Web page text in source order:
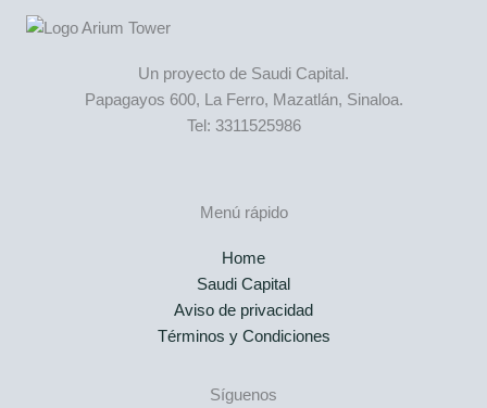
Un proyecto de Saudi Capital.
Papagayos 600, La Ferro, Mazatlán, Sinaloa.
Tel: 3311525986
Menú rápido
Home
Saudi Capital
Aviso de privacidad
Términos y Condiciones
Síguenos